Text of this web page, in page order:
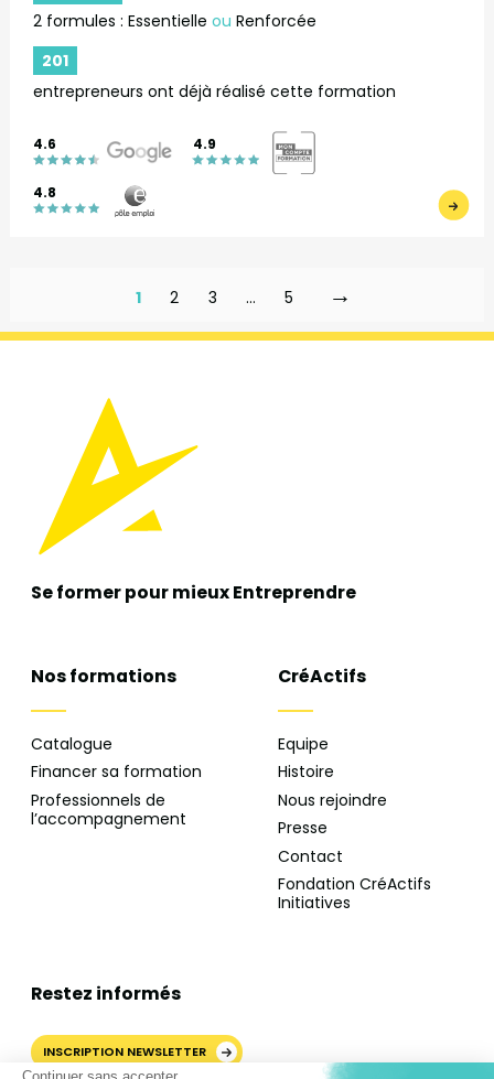
2 formules : Essentielleou Renforcée
201
entrepreneurs ont déjà réalisé cette formation
4.6 4.9
4.8
1 2 3 … 5 →
Se former pour mieuxEntreprendre
Nos formations
Catalogue
Financer sa formation
Professionnels de
l’accompagnement
CréActifs
Equipe
Histoire
Nous rejoindre
Presse
Contact
Fondation CréActifs
Initiatives
Restez informés
INSCRIPTION NEWSLETTER